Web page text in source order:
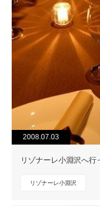
2008.07.03
リゾナーレ小淵沢へ行
リゾナーレ小淵沢